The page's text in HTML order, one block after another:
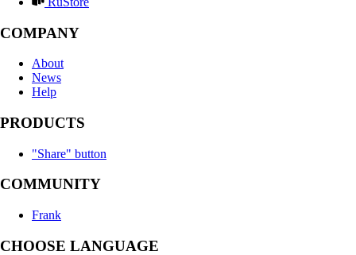
COMPANY
About
News
Help
PRODUCTS
"Share" button
COMMUNITY
Frank
CHOOSE LANGUAGE